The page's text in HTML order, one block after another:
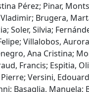
Pérez; Pinar,
Brugera,
Soler, Silvia;
Villalobos,
Ana Cristina;
Francis; Espitia,
Versini,
Basaglia, Manuela;